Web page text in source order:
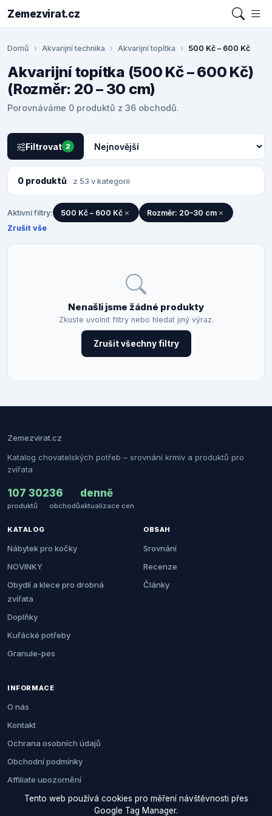
Zemezvirat.cz
Domů Akvarijní technika Akvarijní topítka 500 Kč – 600 Kč
Akvarijní topítka (500 Kč – 600 Kč)
(Rozměr: 20 – 30 cm)
Porovnáváme 0 produktů z 36 obchodů.
Filtrovat 2
0 produktů z 53 v kategorii
Aktivní filtry: 500 Kč – 600 Kč
Rozměr: 20–30 cm
Zrušit vše
Nenašli jsme žádné produkty
Zkuste uvolnit filtry nebo hledat jiný výraz.
Zrušit všechny filtry
Zemezvirat.cz
Katalog chovatelských potřeb – srovnání krmiv a produktů pro
zvířata
107 302
produktů
36
obchodů
denně
aktualizace cen
KATALOG
Nábytek pro kočky
NOVINKY
Obydlí a klece pro drobná
zvířata
Doplňky
Kuřácké potřeby
Granule-pes
OBSAH
Srovnání
Recenze
Články
INFORMACE
O nás
Kontakt
Ochrana osobních údajů
Obchodní podmínky
Affiliate upozornění
Tento web používá cookies pro měření návštěvnosti přes
Google Tag Manager.